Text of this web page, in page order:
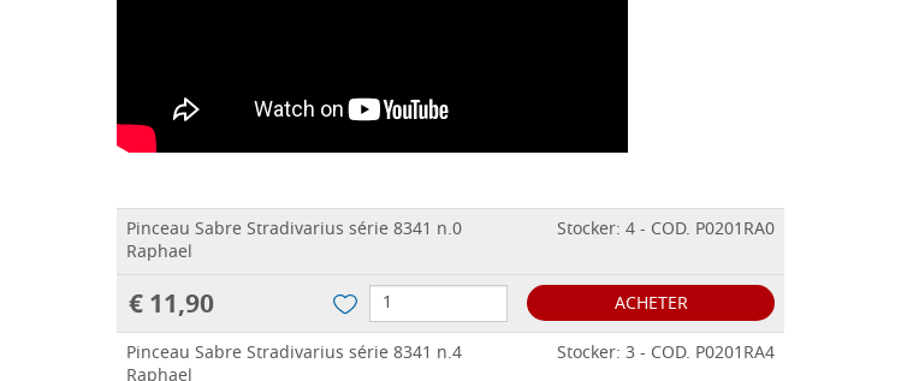
Pinceau Sabre Stradivarius série 8341 n.0
Raphael
Stocker: 4 - COD. P0201RA0
€ 11,90
ACHETER
Pinceau Sabre Stradivarius série 8341 n.4
Stocker: 3 - COD. P0201RA4